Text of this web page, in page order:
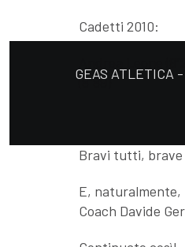
GEAS ATLETICA
Cadetti 2010:
(8”89)
Bravi tutti,
E, naturalmente,
Coach Davide